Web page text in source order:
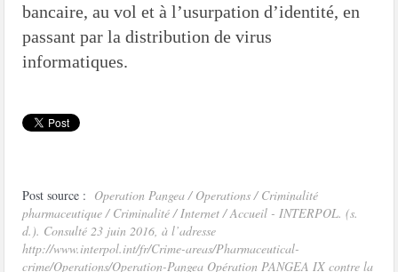
bancaire, au vol et à l’usurpation d’identité, en
passant par la distribution de virus
informatiques.
Post source : Operation Pangea / Operations / Criminalité
pharmaceutique / Criminalité / Internet / Accueil - INTERPOL. (s.
d.). Consulté 23 juin 2016, à l’adresse
http://www.interpol.int/fr/Crime-areas/Pharmaceutical-
crime/Operations/Operation-Pangea Opération PANGEA IX contre la